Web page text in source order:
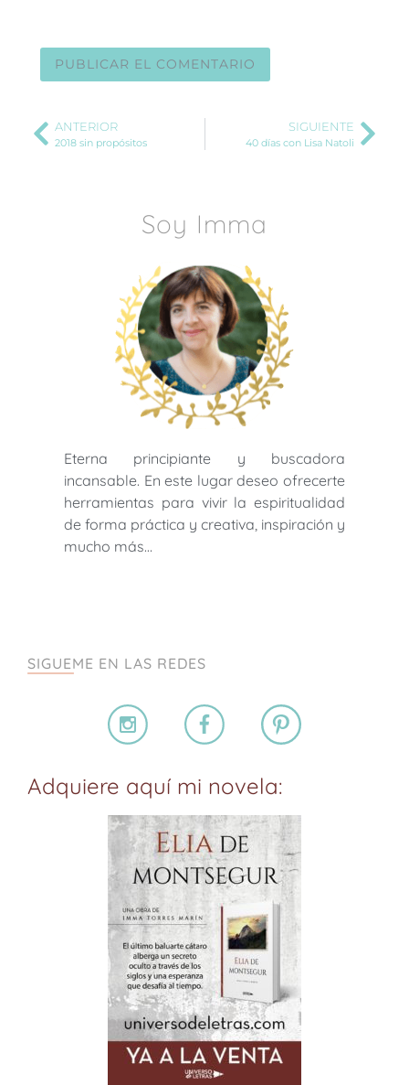
ANTERIOR
2018 sin propósitos
SIGUIENTE
40 días con Lisa Natoli
Soy Imma
Eterna principiante y buscadora
incansable. En este lugar deseo ofrecerte
herramientas para vivir la espiritualidad
de forma práctica y creativa, inspiración y
mucho más…
SIGUEME EN LAS REDES
Adquiere aquí mi novela: